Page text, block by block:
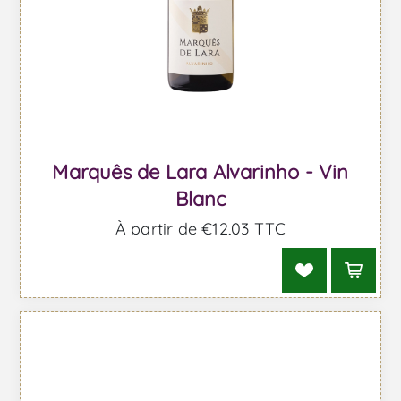
Marquês de Lara Alvarinho - Vin
Blanc
À partir de €12,03 TTC